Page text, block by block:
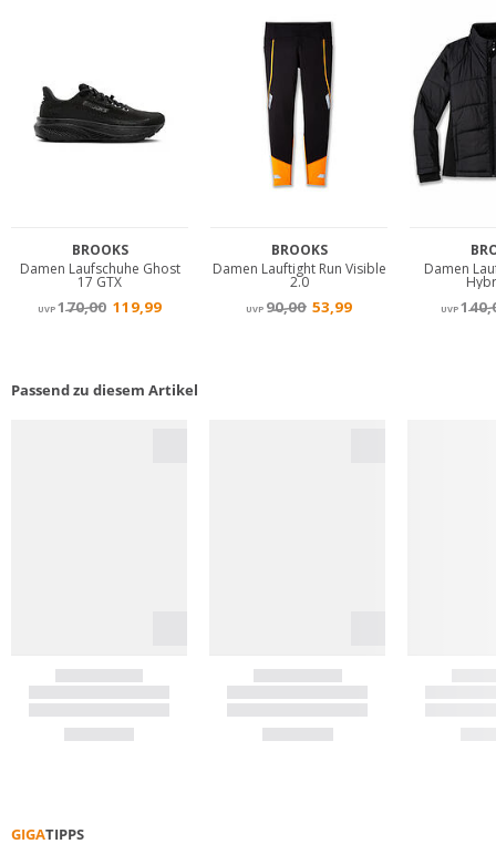
Passend zu diesem Artikel
GIGATIPPS